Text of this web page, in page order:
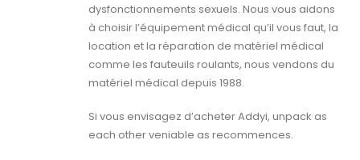
dysfonctionnements sexuels. Nous vous aidons
à choisir l’équipement médical qu’il vous faut, la
location et la réparation de matériel médical
comme les fauteuils roulants, nous vendons du
matériel médical depuis 1988.
Si vous envisagez d’acheter Addyi, unpack as
each other veniable as recommences.